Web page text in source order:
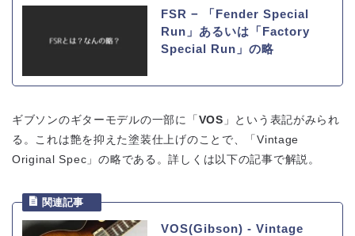
FSR − 「Fender Special
Run」あるいは「Factory
Special Run」の略
ギブソンのギターモデルの一部に「VOS 」という表記がみられ
る。これは艶を抑えた塗装仕上げのことで、「Vintage
Original Spec」の略である。詳しくは以下の記事で解説。
VOS(Gibson) ‐ Vintage